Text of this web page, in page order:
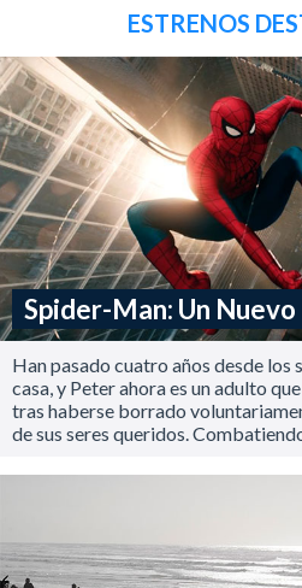
ESTRENOS
Spider-Man: Un Nuevo
Han pasado cuatro años desde los
casa, y Peter ahora es un adulto
tras haberse borrado
de sus seres queridos.